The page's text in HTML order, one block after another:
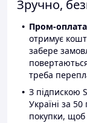
Зручно,
Пром-оплата
отримує
забере
треба
З підпискою
Україні за
покупки, щоб